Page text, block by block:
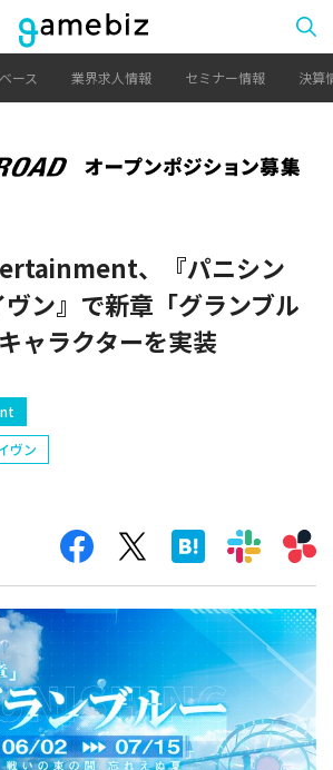
ース 業界求人情報 セミナー情報 決算
、『パニシン
ン』で新章「グランブル
ャラクターを実装
ヴン